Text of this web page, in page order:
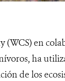
en
ha
de los